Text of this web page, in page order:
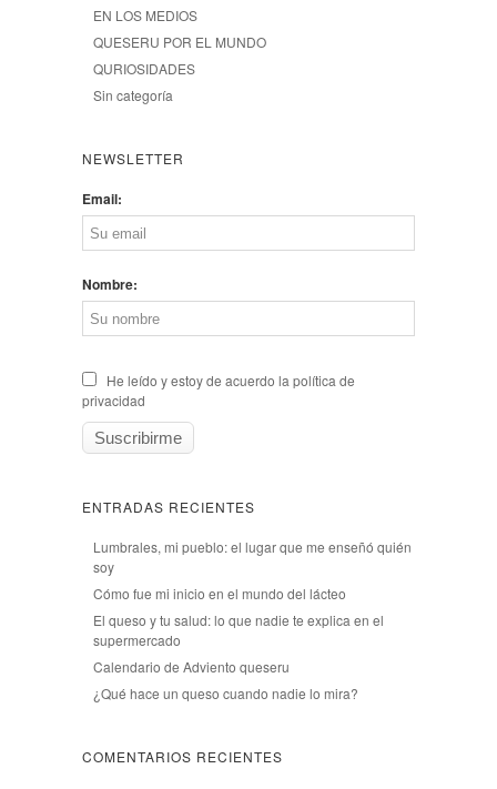
EN LOS MEDIOS
QUESERU POR EL MUNDO
QURIOSIDADES
Sin categoría
NEWSLETTER
Email:
Nombre:
He leído y estoy de acuerdo la política de
privacidad
ENTRADAS RECIENTES
Lumbrales, mi pueblo: el lugar que me enseñó quién
soy
Cómo fue mi inicio en el mundo del lácteo
El queso y tu salud: lo que nadie te explica en el
supermercado
Calendario de Adviento queseru
¿Qué hace un queso cuando nadie lo mira?
COMENTARIOS RECIENTES